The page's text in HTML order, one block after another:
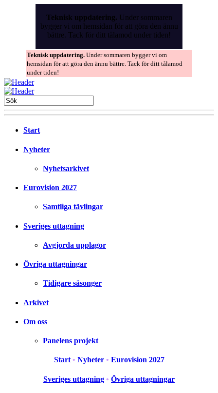
Teknisk uppdatering. Under sommaren
bygger vi om hemsidan för att göra den ännu
bättre. Tack för ditt tålamod under tiden!
Teknisk uppdatering. Under sommaren bygger vi om
hemsidan för att göra den ännu bättre. Tack för ditt tålamod
under tiden!
Start
Nyheter
Nyhetsarkivet
Eurovision 2027
Samtliga tävlingar
Sveriges uttagning
Avgjorda upplagor
Övriga uttagningar
Tidigare säsonger
Arkivet
Om oss
Panelens projekt
Start • Nyheter • Eurovision 2027
Sveriges uttagning • Övriga uttagningar